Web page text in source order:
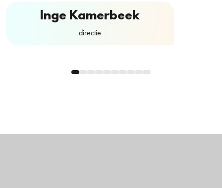
Inge Kamerbeek
directie